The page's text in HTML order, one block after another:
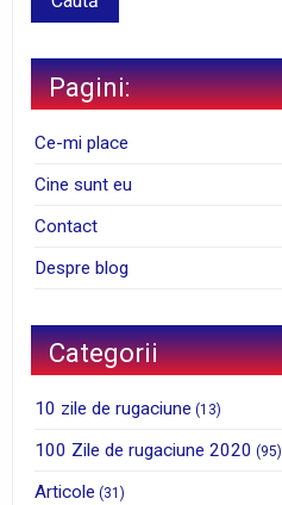
Pagini:
Ce-mi place
Cine sunt eu
Contact
Despre blog
Categorii
10 zile de rugaciune (13)
100 Zile de rugaciune 2020 (95)
Articole (31)